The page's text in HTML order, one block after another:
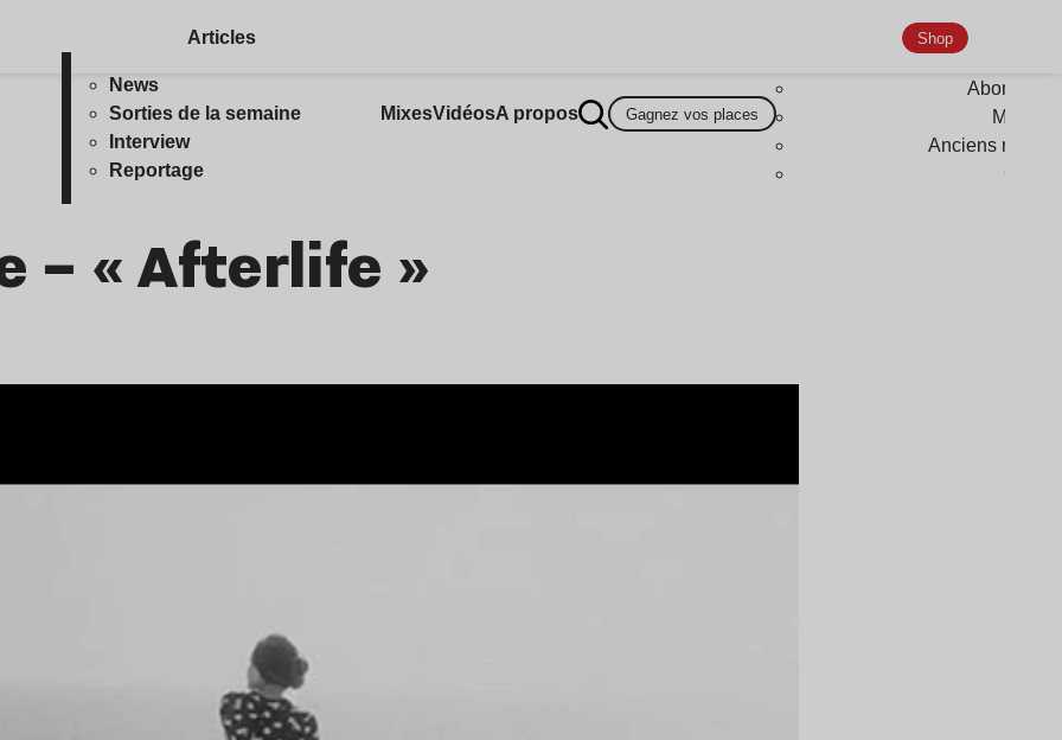
Articles
News
Sorties de la semaine
Interview
Reportage
MixesVidéosA propos Gagnez vos places
Shop
Anciens
– « Afterlife »